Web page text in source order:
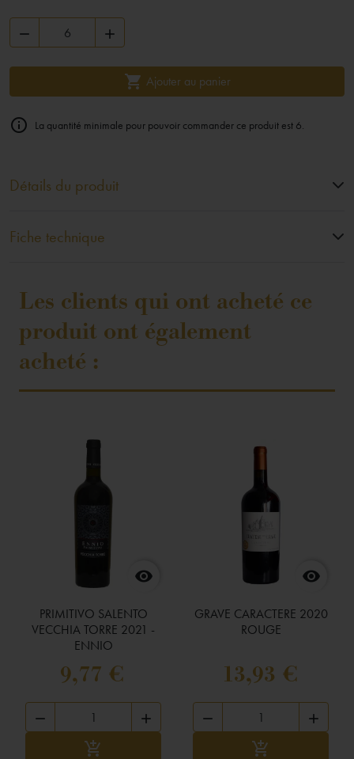
 
 Ajouter au panier
 La quantité minimale pour pouvoir commander ce produit est 6.
Détails du produit
Fiche technique
Les clients qui ont acheté ce
produit ont également
acheté :

PRIMITIVO SALENTO
VECCHIA TORRE 2021 -
ENNIO
9,77 €
 


GRAVE CARACTERE 2020
ROUGE
13,93 €
 
